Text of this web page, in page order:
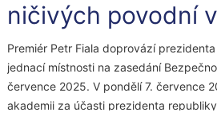
ničivých povodní
Premiér Petr Fiala doprovází
jednací místnosti na zasedání
července 2025. V pondělí 7. července
akademii za účasti prezidenta